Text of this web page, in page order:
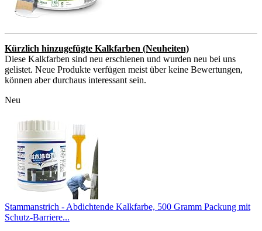
Kürzlich hinzugefügte Kalkfarben (Neuheiten)
Diese Kalkfarben sind neu erschienen und wurden neu bei uns
gelistet. Neue Produkte verfügen meist über keine Bewertungen,
können aber durchaus interessant sein.
Neu
Stammanstrich - Abdichtende Kalkfarbe, 500 Gramm Packung mit
Schutz-Barriere...